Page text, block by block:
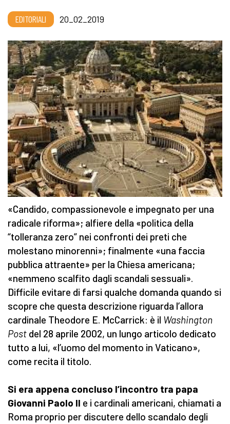
EDITORIALI 20_02_2019
«Candido, compassionevole e impegnato per una
radicale riforma»; alfiere della «politica della
“tolleranza zero” nei confronti dei preti che
molestano minorenni»; finalmente «una faccia
pubblica attraente» per la Chiesa americana;
«nemmeno scalfito dagli scandali sessuali».
Difficile evitare di farsi qualche domanda quando si
scopre che questa descrizione riguarda l’allora
cardinale Theodore E. McCarrick: è il Washington
Post del 28 aprile 2002, un lungo articolo dedicato
tutto a lui, «l’uomo del momento in Vaticano»,
come recita il titolo.
Si era appena concluso l’incontro tra papa
Giovanni Paolo II e i cardinali americani, chiamati a
Roma proprio per discutere dello scandalo degli